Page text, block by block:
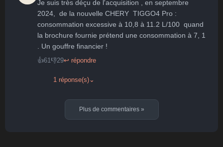
🤩
Parfait
👏
Bravo
😄
Réjoui
🙂
Content
😐
Indifférent
😮
Surpris
😞
Déçu
😠 😨
Je suis très déçu de l'acquisition , en septembre
2024,  de la nouvelle CHERY  TIGGO4 Pro :
consommation excessive à 10,8 à 11.2 L/100  quand
la brochure fournie prétend une consommation à 7, 1
. Un gouffre financier !
👍61 👎29↩ répondre
1 réponse(s) ⌄
Plus de commentaires »